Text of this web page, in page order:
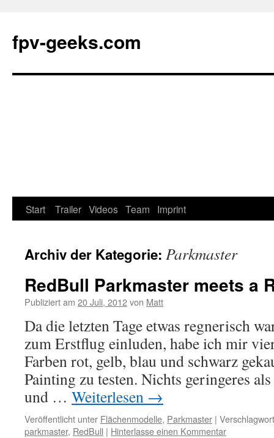
fpv-geeks.com
Springe
Inhalt
Start Trailer Videos Team Imprint
Archiv der Kategorie: Parkmaster
RedBull Parkmaster meets a
Publiziert am 20 Juli, 2012von Matt
Da die letzten Tage etwas regnerisch
zum Erstflug einluden, habe ich mir
Farben rot, gelb, blau und schwarz
Painting zu testen. Nichts geringeres
und … Weiterlesen →
Veröffentlicht unter Flächenmodelle, Parkmaster |
parkmaster, RedBull | Hinterlasse einen Kommentar